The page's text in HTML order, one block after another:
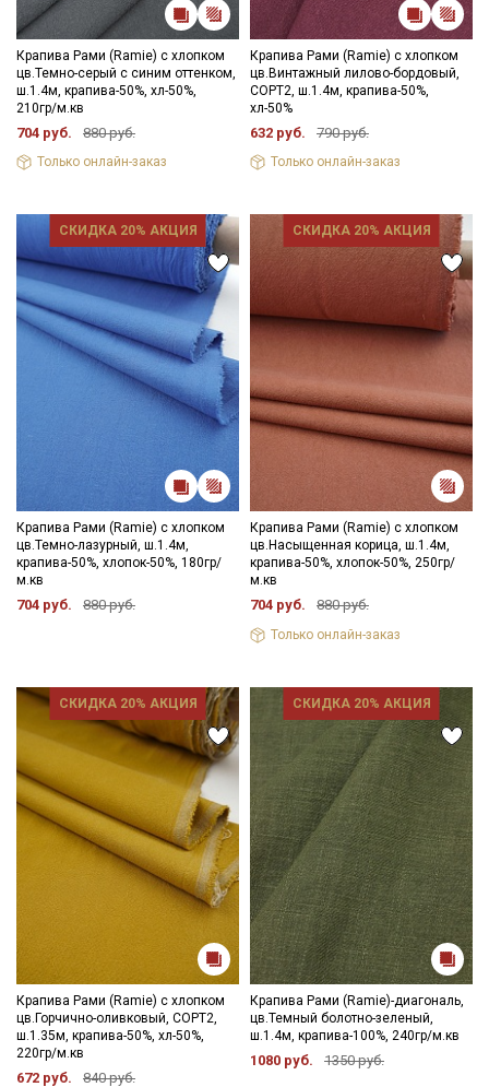
Крапива Рами (Ramie) с хлопком
цв.Темно-серый с синим оттенком,
ш.1.4м, крапива-50%, хл-50%,
210гр/м.кв
704 руб. 880 руб.
Только онлайн-заказ
Крапива Рами (Ramie) с хлопком
цв.Винтажный лилово-бордовый,
СОРТ2, ш.1.4м, крапива-50%,
хл-50%
632 руб. 790 руб.
Только онлайн-заказ
СКИДКА 20% АКЦИЯ
Крапива Рами (Ramie) с хлопком
цв.Темно-лазурный, ш.1.4м,
крапива-50%, хлопок-50%, 180гр/
м.кв
704 руб. 880 руб.
СКИДКА 20% АКЦИЯ
Крапива Рами (Ramie) с хлопком
цв.Насыщенная корица, ш.1.4м,
крапива-50%, хлопок-50%, 250гр/
м.кв
704 руб. 880 руб.
Только онлайн-заказ
СКИДКА 20% АКЦИЯ
Крапива Рами (Ramie) с хлопком
цв.Горчично-оливковый, СОРТ2,
ш.1.35м, крапива-50%, хл-50%,
220гр/м.кв
672 руб. 840 руб.
СКИДКА 20% АКЦИЯ
Крапива Рами (Ramie)-диагональ,
цв.Темный болотно-зеленый,
ш.1.4м, крапива-100%, 240гр/м.кв
1080 руб. 1350 руб.